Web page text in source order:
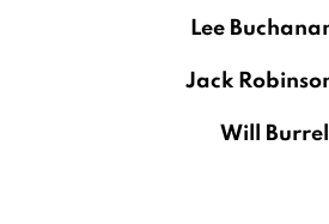
Lee
Jack
Will Burrell